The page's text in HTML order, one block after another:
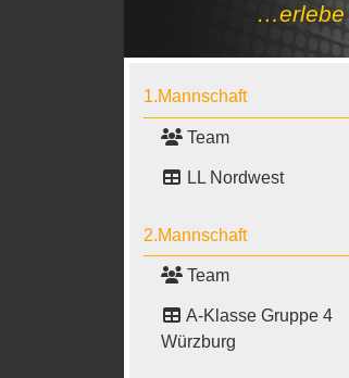
…erlebe
1.Mannschaft
Team
LL Nordwest
2.Mannschaft
Team
A-Klasse Gruppe 4
Würzburg